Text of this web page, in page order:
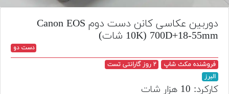
تجهیزات
مکث
پلاس
افزودن
محصول
دست
دوربین عکاسی کانن دست دوم Canon EOS
700D+18-55mm (10K شات)
دست دو
فروشنده مکث شاپ
۲ روز گارانتی تست
البرز
کارکرد: 10 هزار شات